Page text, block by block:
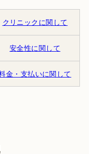
クリニックに関して
安全性に関して
金・支払いに関して